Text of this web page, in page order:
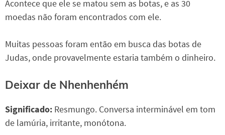
Acontece que ele se matou sem as botas, e as 30
moedas não foram encontrados com ele.
Muitas pessoas foram então em busca das botas de
Judas, onde provavelmente estaria também o dinheiro.
Deixar de Nhenhenhém
Significado: Resmungo. Conversa interminável em tom
de lamúria, irritante, monótona.